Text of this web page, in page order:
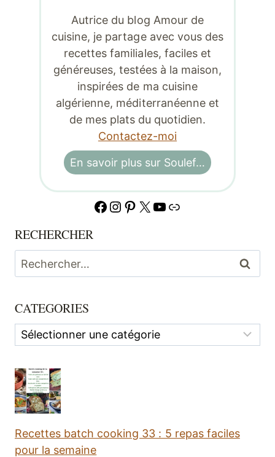
Autrice du blog Amour de
cuisine, je partage avec vous des
recettes familiales, faciles et
généreuses, testées à la maison,
inspirées de ma cuisine
algérienne, méditerranéenne et
de mes plats du quotidien.
Contactez-moi
En savoir plus sur Soulef…
Facebook
Instagram
Pinterest
X YouTube
Lien
RECHERCHER
Rechercher :
CATEGORIES
Categories
Recettes batch cooking 33 : 5 repas faciles
pour la semaine